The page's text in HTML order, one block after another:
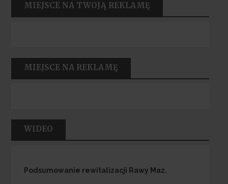
MIEJSCE NA TWOJĄ REKLAMĘ
MIEJSCE NA REKLAMĘ
WIDEO
Podsumowanie rewitalizacji Rawy Maz.